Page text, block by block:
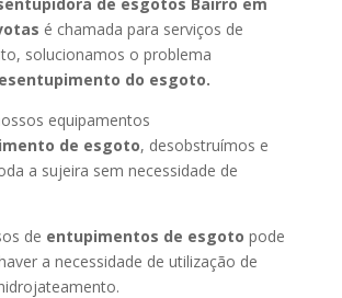
é chamada para serviços de
solucionamos o problema
do esgoto.
equipamentos
de esgoto, desobstruímos e
a sujeira sem necessidade de
de entupimentos de esgoto pode
a necessidade de utilização de